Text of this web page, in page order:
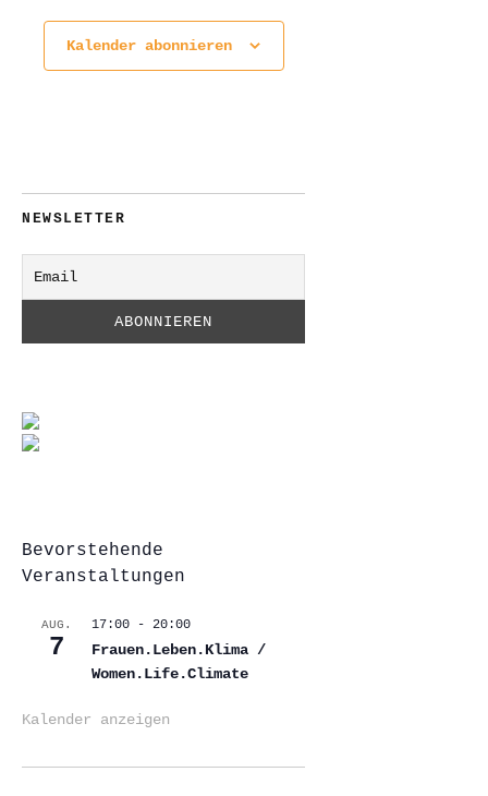
Kalender abonnieren
NEWSLETTER
Bevorstehende
Veranstaltungen
AUG.
7
17:00 - 20:00
Frauen.Leben.Klima /
Women.Life.Climate
Kalender anzeigen